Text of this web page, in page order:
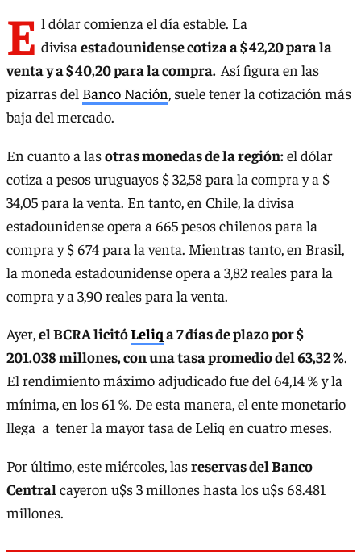
E l dólar comienza el día estable. La
divisa estadounidense cotiza a $ 42,20 para la
venta y a $ 40,20 para la compra. Así figura en las
pizarras del Banco Nación, suele tener la cotización más
baja del mercado.
En cuanto a lasotras monedas de la región:el dólar
cotiza a pesos uruguayos $ 32,58 para la compra y a $
34,05 para la venta. En tanto, en Chile, la divisa
estadounidense opera a 665 pesos chilenos para la
compra y $ 674 para la venta. Mientras tanto, en Brasil,
la moneda estadounidense opera a 3,82 reales para la
compra y a 3,90 reales para la venta.
Ayer,el BCRA licitóLeliqa 7 días de plazo por $
201.038 millones, con una tasa promedio del 63,32 %.
El rendimiento máximo adjudicado fue del 64,14 % y la
mínima, en los 61 %. De esta manera, el ente monetario
llega a tener la mayor tasa de Leliq en cuatro meses.
Por último, este miércoles, lasreservas del Banco
Central cayeron u$s 3 millones hasta los u$s 68.481
millones.